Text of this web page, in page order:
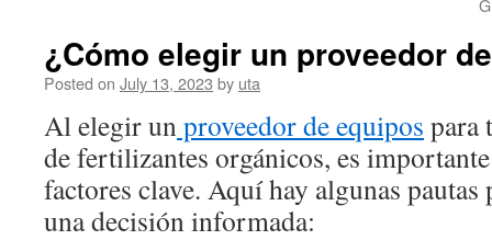
¿Cómo elegir un proveedor
Posted on July 13, 2023 by uta
Al elegir unproveedor de equipos para
de fertilizantes orgánicos, es
factores clave. Aquí hay algunas pautas
una decisión informada: